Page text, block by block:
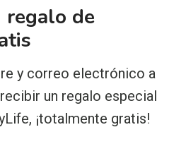
regalo de
y correo electrónico a
un regalo especial
¡totalmente gratis!